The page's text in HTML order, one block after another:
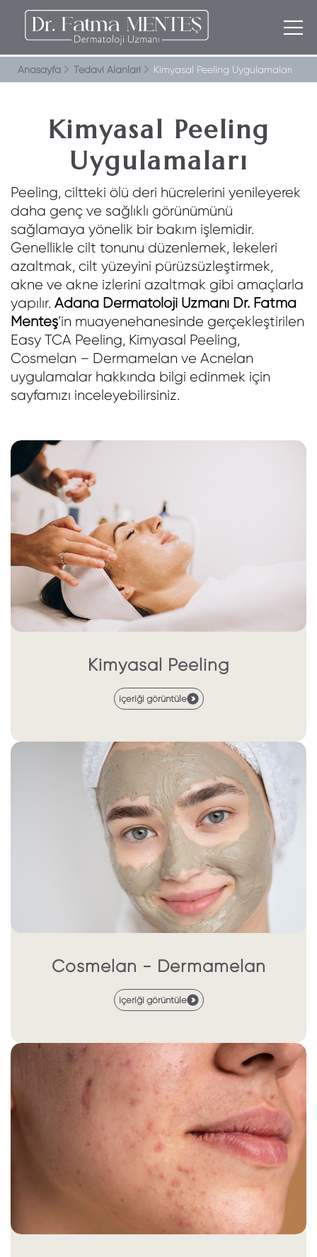
Anasayfa Tedavi Alanlari Kimyasal Peeling Uygulamaları
Kimyasal Peeling
Uygulamaları
Peeling, ciltteki ölü deri hücrelerini yenileyerek
daha genç ve sağlıklı görünümünü
sağlamaya yönelik bir bakım işlemidir.
Genellikle cilt tonunu düzenlemek, lekeleri
azaltmak, cilt yüzeyini pürüzsüzleştirmek,
akne ve akne izlerini azaltmak gibi amaçlarla
yapılır. Adana Dermatoloji Uzmanı Dr. Fatma
Menteş’in muayenehanesinde gerçekleştirilen
Easy TCA Peeling, Kimyasal Peeling,
Cosmelan – Dermamelan ve Acnelan
uygulamalar hakkında bilgi edinmek için
sayfamızı inceleyebilirsiniz.
Kimyasal Peeling
içeriği görüntüle
Cosmelan - Dermamelan
içeriği görüntüle